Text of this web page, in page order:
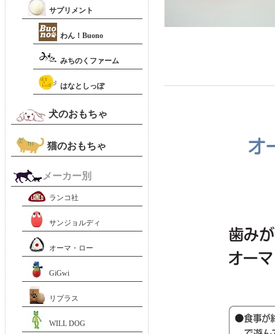
サプリメント
わん！Buono
みちのくファーム
はなとしっぽ
犬のおもちゃ
猫のおもちゃ
メーカー別
ランコ社
サンジョルディ
オーマ・ロー
GiGwi
リプラス
WILL DOG